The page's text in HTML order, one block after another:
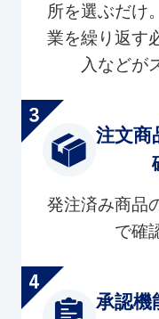
所を選ぶだけ
業を繰り返す
入などが
注文商
発注済み商品
で確
承認機